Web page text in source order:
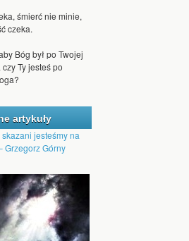
czeka.
czy Ty jesteś po
chce się dostać do
nienawiści.
może Bóg
w pszenicę.
szansę, by nas
aby na nowo
się w nas Boże
artykuły
jesteśmy na
Grzegorz Górny